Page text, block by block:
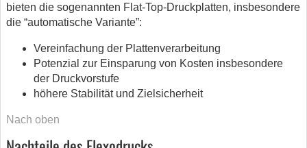
bieten die sogenannten Flat-Top-Druckplatten, insbesondere
die “automatische Variante”:
Vereinfachung der Plattenverarbeitung
Potenzial zur Einsparung von Kosten insbesondere
der Druckvorstufe
höhere Stabilität und Zielsicherheit
Nach oben